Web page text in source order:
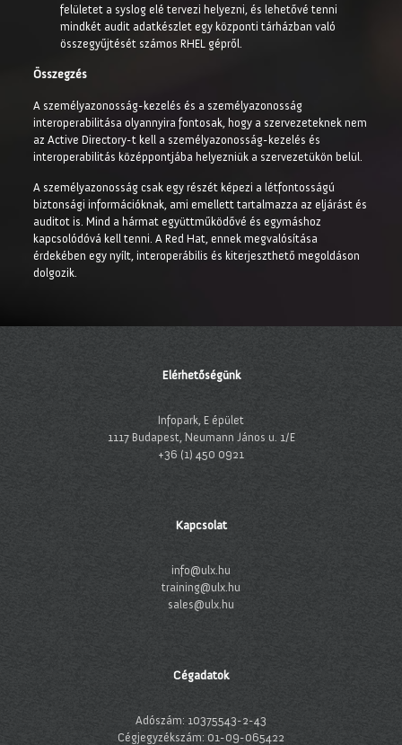
felületet a syslog elé tervezi helyezni, és lehetővé tenni
mindkét audit adatkészlet egy központi tárházban való
összegyűjtését számos RHEL gépről.
Összegzés
A személyazonosság-kezelés és a személyazonosság
interoperabilitása olyannyira fontosak, hogy a szervezeteknek nem
az Active Directory-t kell a személyazonosság-kezelés és
interoperabilitás középpontjába helyezniük a szervezetükön belül.
A személyazonosság csak egy részét képezi a létfontosságú
biztonsági információknak, ami emellett tartalmazza az eljárást és
auditot is. Mind a hármat együttműködővé és egymáshoz
kapcsolódóvá kell tenni. A Red Hat, ennek megvalósítása
érdekében egy nyílt, interoperábilis és kiterjeszthető megoldáson
dolgozik.
Elérhetőségünk
Infopark, E épület
1117 Budapest, Neumann János u. 1/E
+36 (1) 450 0921
Kapcsolat
info@ulx.hu
training@ulx.hu
sales@ulx.hu
Cégadatok
Adószám: 10375543-2-43
Cégjegyzékszám: 01-09-065422